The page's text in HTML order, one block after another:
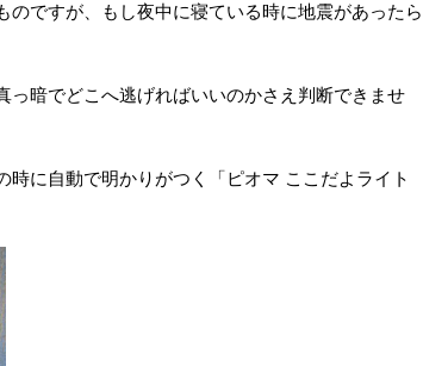
ですが、もし夜中に寝ている時に地震があったら
っ暗でどこへ逃げればいいのかさえ判断できませ
時に自動で明かりがつく「ピオマ ここだよライト